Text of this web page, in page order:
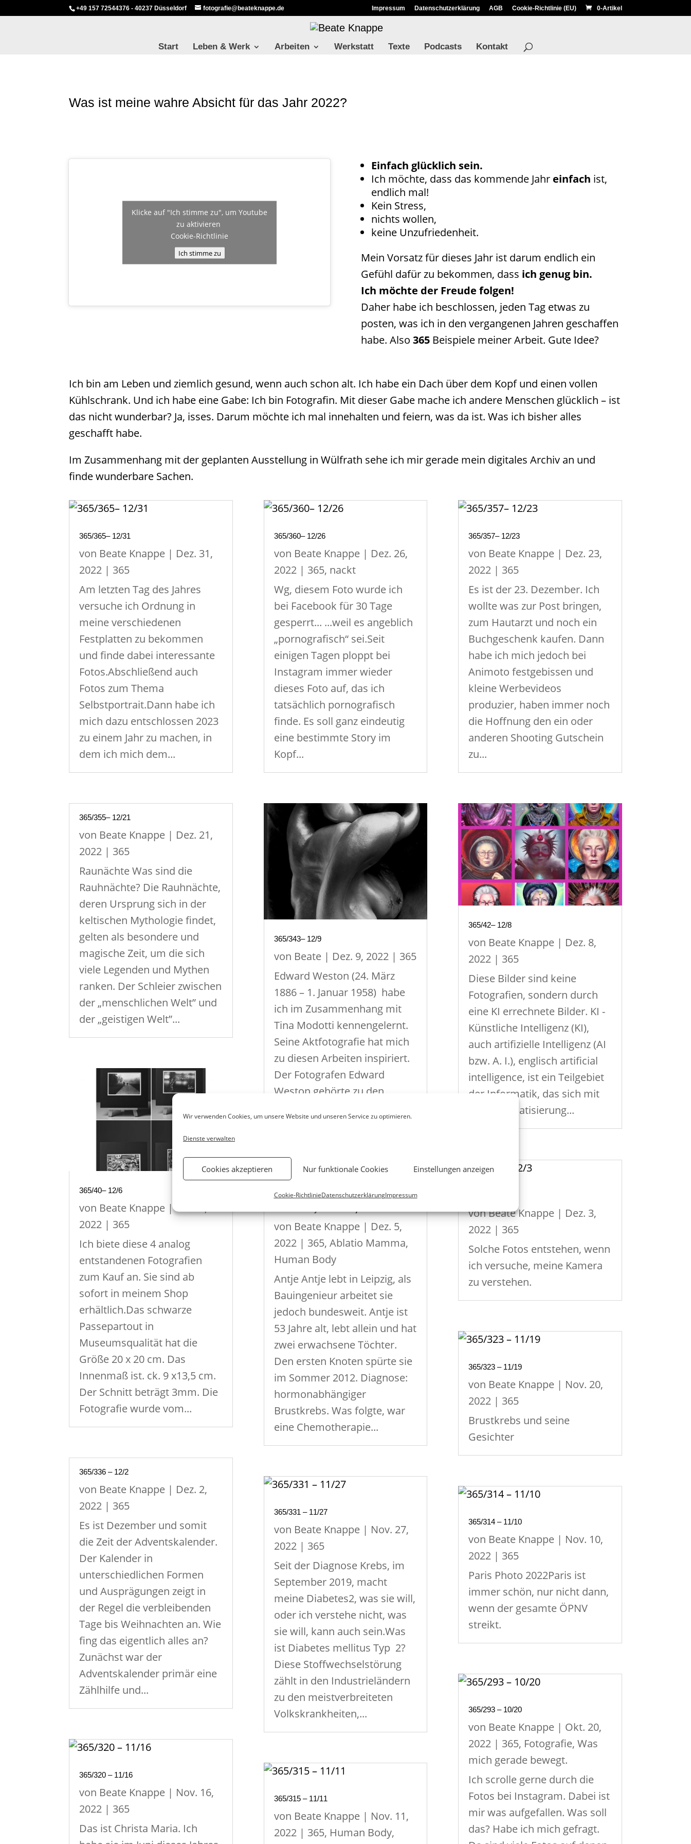
Wir verwenden Cookies, um unsere Website und unseren Service zu optimieren.
Dienste verwalten
Cookies akzeptieren Nur funktionale Cookies Einstellungen anzeigen
Cookie-RichtlinieDatenschutzerklärungImpressum
+49 157 72544376 - 40237 Düsseldorf fotografie@beateknappe.de Impressum Datenschutzerklärung AGB Cookie-Richtlinie (EU) 0-Artikel
Start Leben & Werk Arbeiten Werkstatt Texte Podcasts Kontakt
Was ist meine wahre Absicht für das Jahr 2022?
Klicke auf "Ich stimme zu", um Youtube
zu aktivieren
Cookie-Richtlinie
Ich stimme zu
Einfach glücklich sein.
Ich möchte, dass das kommende Jahr einfach ist,
endlich mal!
Kein Stress,
nichts wollen,
keine Unzufriedenheit.
Mein Vorsatz für dieses Jahr ist darum endlich ein
Gefühl dafür zu bekommen, dass ich genug bin.
Ich möchte der Freude folgen!
Daher habe ich beschlossen, jeden Tag etwas zu
posten, was ich in den vergangenen Jahren geschaffen
habe. Also 365Beispiele meiner Arbeit. Gute Idee?
Ich bin am Leben und ziemlich gesund, wenn auch schon alt. Ich habe ein Dach über dem Kopf und einen vollen
Kühlschrank. Und ich habe eine Gabe: Ich bin Fotografin. Mit dieser Gabe mache ich andere Menschen glücklich – ist
das nicht wunderbar? Ja, isses. Darum möchte ich mal innehalten und feiern, was da ist. Was ich bisher alles
geschafft habe.
Im Zusammenhang mit der geplanten Ausstellung in Wülfrath sehe ich mir gerade mein digitales Archiv an und
finde wunderbare Sachen.
365/365– 12/31
von Beate Knappe | Dez. 31,
2022 | 365
Am letzten Tag des Jahres
versuche ich Ordnung in
meine verschiedenen
Festplatten zu bekommen
und finde dabei interessante
Fotos.Abschließend auch
Fotos zum Thema
Selbstportrait.Dann habe ich
mich dazu entschlossen 2023
zu einem Jahr zu machen, in
dem ich mich dem...
365/355– 12/21
von Beate Knappe | Dez. 21,
2022 | 365
Raunächte Was sind die
Rauhnächte? Die Rauhnächte,
deren Ursprung sich in der
keltischen Mythologie findet,
gelten als besondere und
magische Zeit, um die sich
viele Legenden und Mythen
ranken. Der Schleier zwischen
der „menschlichen Welt” und
der „geistigen Welt”...
365/40– 12/6
von Beate Knappe |Dez. 6,
2022 | 365
Ich biete diese 4 analog
entstandenen Fotografien
zum Kauf an. Sie sind ab
sofort in meinem Shop
erhältlich.Das schwarze
Passepartout in
Museumsqualität hat die
Größe 20 x 20 cm. Das
Innenmaß ist. ck. 9 x13,5 cm.
Der Schnitt beträgt 3mm. Die
Fotografie wurde vom...
365/336 – 12/2
von Beate Knappe | Dez. 2,
2022 | 365
Es ist Dezember und somit
die Zeit der Adventskalender.
Der Kalender in
unterschiedlichen Formen
und Ausprägungen zeigt in
der Regel die verbleibenden
Tage bis Weihnachten an. Wie
fing das eigentlich alles an?
Zunächst war der
Adventskalender primär eine
Zählhilfe und...
365/320 – 11/16
von Beate Knappe | Nov. 16,
2022 | 365
Das ist Christa Maria. Ich
365/360– 12/26
von Beate Knappe| Dez. 26,
2022| 365, nackt
Wg, diesem Foto wurde ich
bei Facebook für 30 Tage
gesperrt... ...weil es angeblich
„pornografisch“ sei.Seit
einigen Tagen ploppt bei
Instagram immer wieder
dieses Foto auf, das ich
tatsächlich pornografisch
finde. Es soll ganz eindeutig
eine bestimmte Story im
Kopf...
365/343– 12/9
von Beate| Dez. 9, 2022| 365
Edward Weston (24. März
1886 – 1. Januar 1958) habe
ich im Zusammenhang mit
Tina Modotti kennengelernt.
Seine Aktfotografie hat mich
zu diesen Arbeiten inspiriert.
Der Fotografen Edward
Weston gehörte zu den
von Beate Knappe| Dez. 5,
2022| 365, Ablatio Mamma,
Human Body
Antje Antje lebt in Leipzig, als
Bauingenieur arbeitet sie
jedoch bundesweit. Antje ist
53 Jahre alt, lebt allein und hat
zwei erwachsene Töchter.
Den ersten Knoten spürte sie
im Sommer 2012. Diagnose:
hormonabhängiger
Brustkrebs. Was folgte, war
eine Chemotherapie...
365/331 – 11/27
von Beate Knappe| Nov. 27,
2022| 365
Seit der Diagnose Krebs, im
September 2019, macht
meine Diabetes2, was sie will,
oder ich verstehe nicht, was
sie will, kann auch sein.Was
ist Diabetes mellitus Typ 2?
Diese Stoffwechselstörung
zählt in den Industrieländern
zu den meistverbreiteten
Volkskrankheiten,...
365/315 – 11/11
von Beate Knappe| Nov. 11,
2022| 365, Human Body,
365/357– 12/23
von Beate Knappe| Dez. 23,
2022| 365
Es ist der 23. Dezember. Ich
wollte was zur Post bringen,
zum Hautarzt und noch ein
Buchgeschenk kaufen. Dann
habe ich mich jedoch bei
Animoto festgebissen und
kleine Werbevideos
produzier, haben immer noch
die Hoffnung den ein oder
anderen Shooting Gutschein
zu...
365/42– 12/8
von Beate Knappe| Dez. 8,
2022| 365
Diese Bilder sind keine
Fotografien, sondern durch
eine KI errechnete Bilder. KI -
Künstliche Intelligenz (KI),
auch artifizielle Intelligenz (AI
bzw. A. I.), englisch artificial
intelligence, ist ein Teilgebiet
der Informatik, das sich mit
der Automatisierung...
vonBeate Knappe| Dez. 3,
2022| 365
Solche Fotos entstehen, wenn
ich versuche, meine Kamera
zu verstehen.
365/323 – 11/19
von Beate Knappe| Nov. 20,
2022| 365
Brustkrebs und seine
Gesichter
365/314 – 11/10
von Beate Knappe| Nov. 10,
2022| 365
Paris Photo 2022Paris ist
immer schön, nur nicht dann,
wenn der gesamte ÖPNV
streikt.
365/293 – 10/20
von Beate Knappe| Okt. 20,
2022| 365, Fotografie, Was
mich gerade bewegt.
Ich scrolle gerne durch die
Fotos bei Instagram. Dabei ist
mir was aufgefallen. Was soll
das? Habe ich mich gefragt.